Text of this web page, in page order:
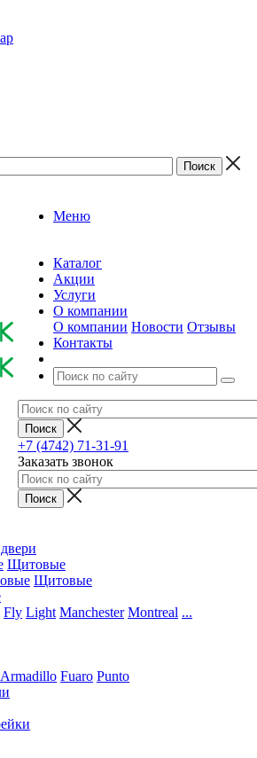
Меню
Каталог
Акции
Услуги
О компании
О компании Новости Отзывы
Контакты
+7 (4742) 71-31-91
Заказать звонок
Щитовые
Щитовые
Fly Light Manchester Montreal ...
Armadillo Fuaro Punto